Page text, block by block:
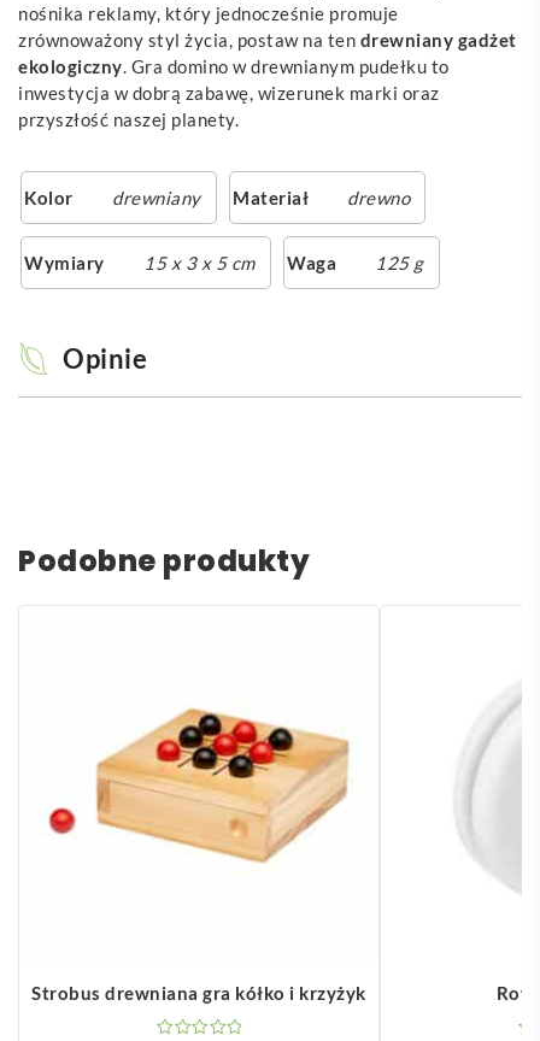
nośnika reklamy, który jednocześnie promuje
zrównoważony styl życia, postaw na ten drewniany gadżet
ekologiczny. Gra domino w drewnianym pudełku to
inwestycja w dobrą zabawę, wizerunek marki oraz
przyszłość naszej planety.
Kolor drewniany Materiał drewno
Wymiary 15 x 3 x 5 cm Waga 125 g
Opinie
Podobne produkty
Strobus drewniana gra kółko i krzyżyk